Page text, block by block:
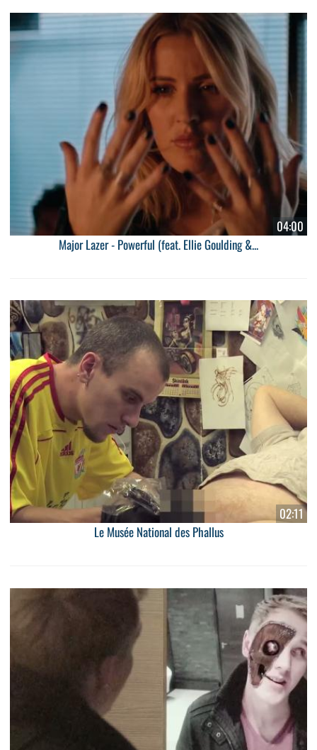
04:00
Major Lazer - Powerful (feat. Ellie Goulding &...
02:11
Le Musée National des Phallus